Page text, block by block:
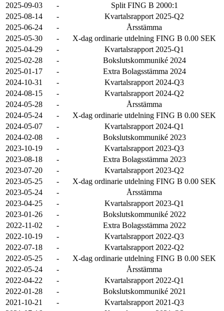
2025-09-03
-
Split FING B 2000:1
2025-08-14
-
Kvartalsrapport 2025-Q2
2025-06-24
-
Årsstämma
2025-05-30
-
X-dag ordinarie utdelning FING B 0.00 SEK
2025-04-29
-
Kvartalsrapport 2025-Q1
2025-02-28
-
Bokslutskommuniké 2024
2025-01-17
-
Extra Bolagsstämma 2024
2024-10-31
-
Kvartalsrapport 2024-Q3
2024-08-15
-
Kvartalsrapport 2024-Q2
2024-05-28
-
Årsstämma
2024-05-24
-
X-dag ordinarie utdelning FING B 0.00 SEK
2024-05-07
-
Kvartalsrapport 2024-Q1
2024-02-08
-
Bokslutskommuniké 2023
2023-10-19
-
Kvartalsrapport 2023-Q3
2023-08-18
-
Extra Bolagsstämma 2023
2023-07-20
-
Kvartalsrapport 2023-Q2
2023-05-25
-
X-dag ordinarie utdelning FING B 0.00 SEK
2023-05-24
-
Årsstämma
2023-04-25
-
Kvartalsrapport 2023-Q1
2023-01-26
-
Bokslutskommuniké 2022
2022-11-02
-
Extra Bolagsstämma 2022
2022-10-19
-
Kvartalsrapport 2022-Q3
2022-07-18
-
Kvartalsrapport 2022-Q2
2022-05-25
-
X-dag ordinarie utdelning FING B 0.00 SEK
2022-05-24
-
Årsstämma
2022-04-22
-
Kvartalsrapport 2022-Q1
2022-01-28
-
Bokslutskommuniké 2021
2021-10-21
-
Kvartalsrapport 2021-Q3